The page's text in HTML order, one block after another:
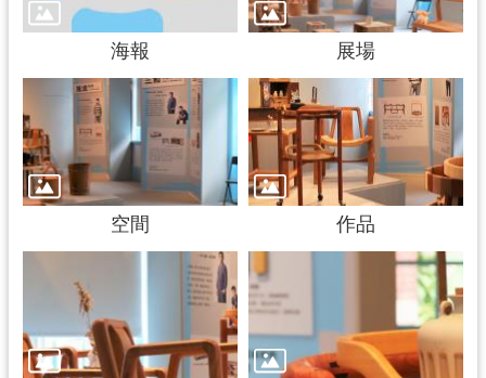
海報 展場
空間 作品